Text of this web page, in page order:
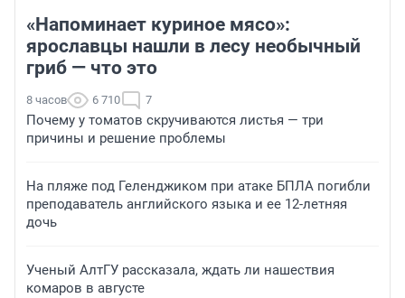
«Напоминает куриное мясо»:
ярославцы нашли в лесу необычный
гриб — что это
8 часов 6 710 7
Почему у томатов скручиваются листья — три
причины и решение проблемы
На пляже под Геленджиком при атаке БПЛА погибли
преподаватель английского языка и ее 12-летняя
дочь
Ученый АлтГУ рассказала, ждать ли нашествия
комаров в августе